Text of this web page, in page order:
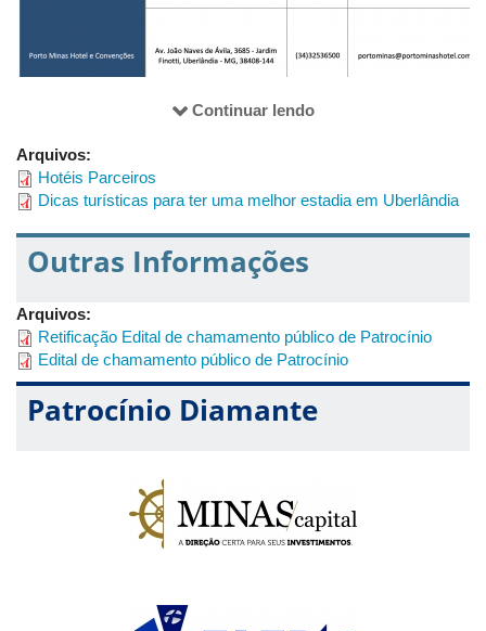
Continuar lendo
Arquivos:
Hotéis Parceiros
Dicas turísticas para ter uma melhor estadia em Uberlândia
Outras Informações
Arquivos:
Retificação Edital de chamamento público de Patrocínio
Edital de chamamento público de Patrocínio
Patrocínio Diamante